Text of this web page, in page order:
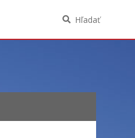
funkcionára
Hľadať